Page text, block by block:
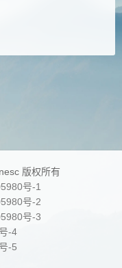
版权所有
号-1
号-2
号-3
-4
-5